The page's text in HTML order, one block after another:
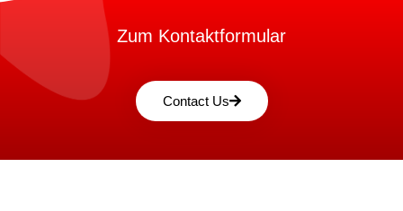
Zum Kontaktformular
Contact Us